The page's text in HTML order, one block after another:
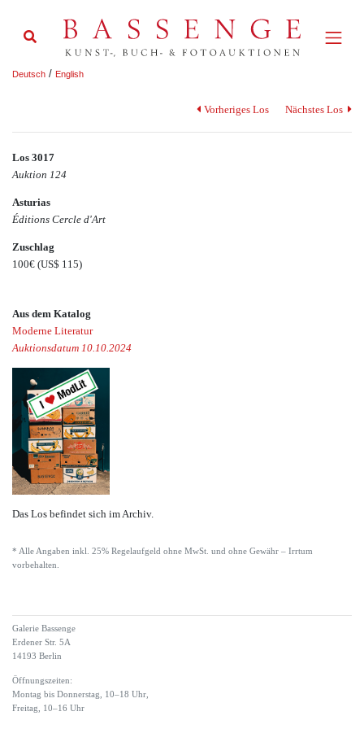
Deutsch / English
Vorheriges Los Nächstes Los
Los 3017
Auktion 124
Asturias
Éditions Cercle d'Art
Zuschlag
100€ (US$ 115)
Aus dem Katalog
Moderne Literatur
Auktionsdatum 10.10.2024
Das Los befindet sich im Archiv.
* Alle Angaben inkl. 25% Regelaufgeld ohne MwSt. und ohne Gewähr – Irrtum
vorbehalten.
Galerie Bassenge
Erdener Str. 5A
14193 Berlin
Öffnungszeiten:
Montag bis Donnerstag, 10–18 Uhr,
Freitag, 10–16 Uhr